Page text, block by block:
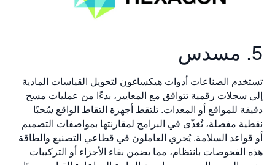
5. مسدس
تستخدم الصناعات أدوات هيكساغون لتحويل القياسات المادية
إلى سجلات رقمية تتوافق مع المعايير، بدءًا من عمليات مسح
دقيقة للمواقع أو المعدات. تلتقط أجهزة التقاط الواقع سُحبًا
نقطية مفصلة، تُغذّى في البرامج لمقارنتها بمواصفات التصميم
أو قواعد السلامة. يُجري العاملون في قطاعي التصنيع والطاقة
هذه الفحوصات بانتظام، مما يضمن بقاء الأجزاء أو التركيبات